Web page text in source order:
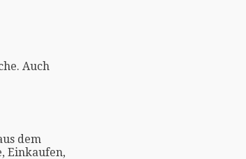
Auch
dem
Einkaufen,